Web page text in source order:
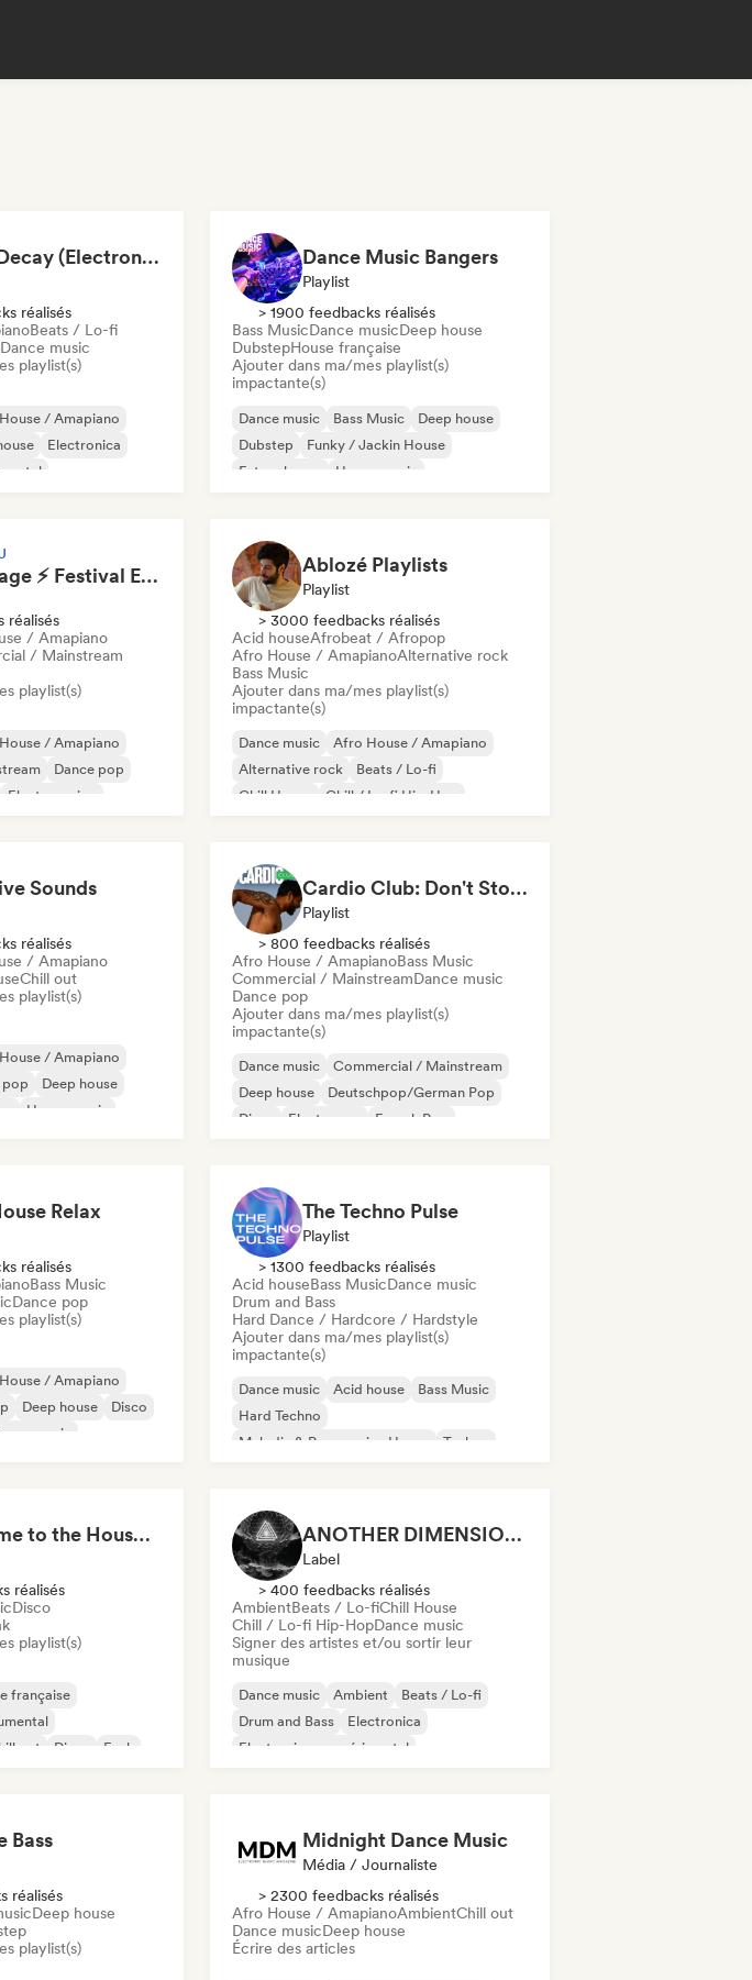
Aaron Decay (Electronic Dream & Chill Electronic Dream playlists)
réalisés
Beats / Lo-fi
Dance music
playlist(s)
/ Amapiano
Electronica
Dance Music Bangers
Playlist
> 1900 feedbacks réalisés
Bass MusicDance musicDeep house
DubstepHouse française
Ajouter dans ma/mes playlist(s)
impactante(s)
Dance music Bass Music
Deep house
Dubstep
Funky / Jackin House
Future house
House music
Mainstage ⚡ Festival EDM, Big Room & House Anthems
réalisés
/ Amapiano
/ Mainstream
playlist(s)
/ Amapiano
Dance pop
Electro swing
Ablozé Playlists
Playlist
> 3000 feedbacks réalisés
Acid houseAfrobeat / Afropop
Afro House / AmapianoAlternative rock
Bass Music
Ajouter dans ma/mes playlist(s)
impactante(s)
Dance music
Afro House / Amapiano
Alternative rock
Beats / Lo-fi
Chill House
Chill / Lo-fi Hip-Hop
Sounds
réalisés
/ Amapiano
Chill out
playlist(s)
/ Amapiano
pop
Deep house
House music
Cardio Club: Don't Stop! 💦
Playlist
> 800 feedbacks réalisés
Afro House / AmapianoBass Music
Commercial / MainstreamDance music
Dance pop
Ajouter dans ma/mes playlist(s)
impactante(s)
Dance music
Commercial / Mainstream
Deep house
Deutschpop/German Pop
Disco
Electropop
French Pop
Relax
réalisés
Bass Music
Dance pop
playlist(s)
/ Amapiano
Deep house
Disco
music
The Techno Pulse
Playlist
> 1300 feedbacks réalisés
Acid houseBass MusicDance music
Drum and Bass
Hard Dance / Hardcore / Hardstyle
Ajouter dans ma/mes playlist(s)
impactante(s)
Dance music Acid house
Bass Music
Hard Techno
Melodic & Progressive House
Techno
Welcome to the House Party
réalisés
Disco
playlist(s)
française
out Disco Funk
ANOTHER DIMENSION MUSIC
Label
> 400 feedbacks réalisés
AmbientBeats / Lo-fiChill House
Chill / Lo-fi Hip-HopDance music
Signer des artistes et/ou sortir leur
musique
Dance music Ambient
Beats / Lo-fi
Drum and Bass
Electronica
Electronique expérimental
Bass
réalisés
Deep house
playlist(s)
Midnight Dance Music
Média / Journaliste
> 2300 feedbacks réalisés
Afro House / AmapianoAmbientChill out
Dance musicDeep house
Écrire des articles